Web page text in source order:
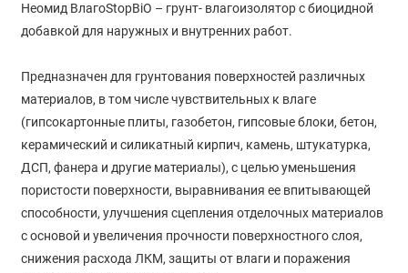
Неомид BлагоStopBiO – грунт- влагоизолятор с биоцидной
добавкой для наружных и внутренних работ.
Предназначен для грунтования поверхностей различных
материалов, в том числе чувствительных к влаге
(гипсокартонные плиты, газобетон, гипсовые блоки, бетон,
керамический и силикатный кирпич, камень, штукатурка,
ДСП, фанера и другие материалы), с целью уменьшения
пористости поверхности, выравнивания ее впитывающей
способности, улучшения сцепления отделочных материалов
с основой и увеличения прочности поверхностного слоя,
снижения расхода ЛКМ, защиты от влаги и поражения